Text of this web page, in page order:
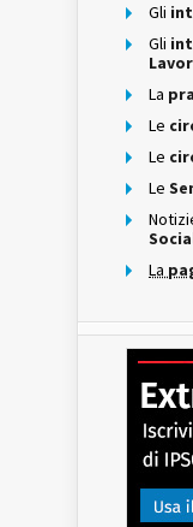
Gli
Gli
La
Le
Le
Le
La